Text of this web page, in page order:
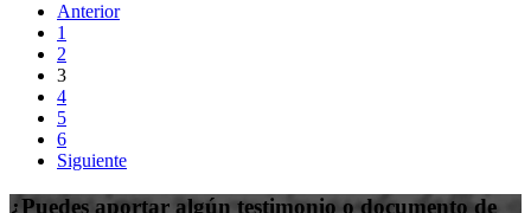
Anterior
1
2
3
4
5
6
Siguiente
¿Puedes aportar algún testimonio o documento de